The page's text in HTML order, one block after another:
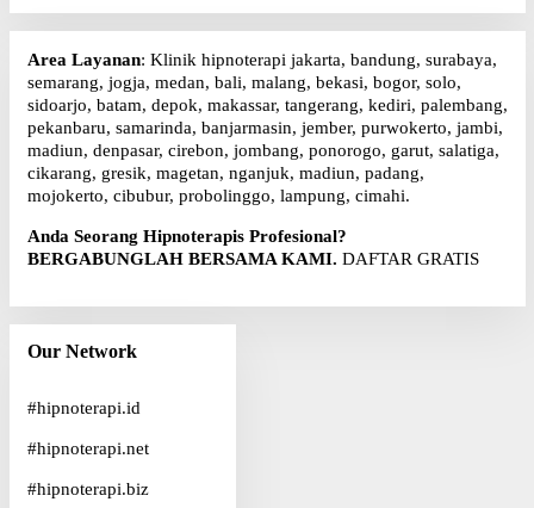
:
Area Layanan: Klinik hipnoterapi jakarta, bandung, surabaya,
semarang, jogja, medan, bali, malang, bekasi, bogor, solo,
sidoarjo, batam, depok, makassar, tangerang, kediri, palembang,
pekanbaru, samarinda, banjarmasin, jember, purwokerto, jambi,
madiun, denpasar, cirebon, jombang, ponorogo, garut, salatiga,
cikarang, gresik, magetan, nganjuk, madiun, padang,
mojokerto, cibubur, probolinggo, lampung, cimahi.
Anda Seorang Hipnoterapis Profesional?
BERGABUNGLAH BERSAMA KAMI. DAFTAR GRATIS
Our Network
#hipnoterapi.id
#hipnoterapi.net
#hipnoterapi.biz